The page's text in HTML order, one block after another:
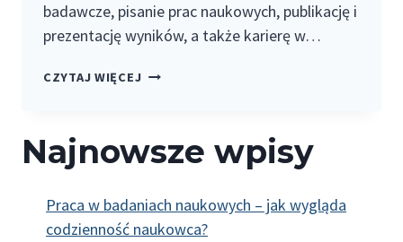
badawcze, pisanie prac naukowych, publikację i
prezentację wyników, a także karierę w…
CZYTAJ WIĘCEJPRACA
AKADEMICKA
Najnowsze wpisy
Praca w badaniach naukowych – jak wygląda
codzienność naukowca?